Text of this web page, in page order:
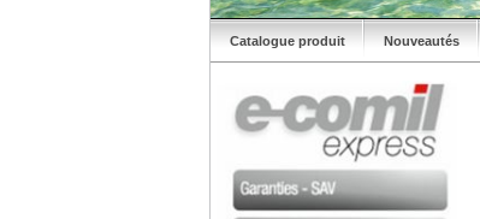
Catalogue produit Nouveautés